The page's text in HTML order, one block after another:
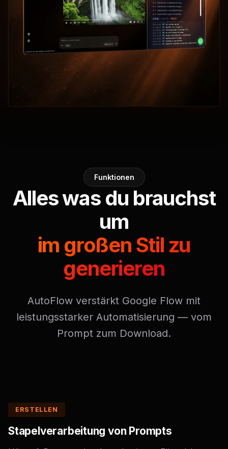
Funktionen
Alles was du brauchst
um
im großen Stil zu
generieren
AutoFlow verstärkt Google Flow mit
leistungsstarker Automatisierung — vom
Prompt zum Download.
ERSTELLEN
Stapelverarbeitung von Prompts